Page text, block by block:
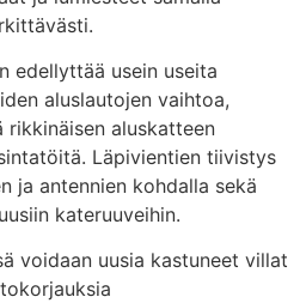
edellyttää usein useita
aluslautojen vaihtoa,
rikkinäisen aluskatteen
Läpivientien tiivistys
ja antennien kohdalla sekä
kateruuveihin.
voidaan uusia kastuneet villat